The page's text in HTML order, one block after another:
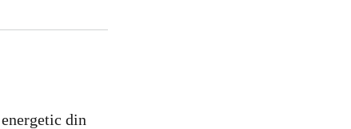
din